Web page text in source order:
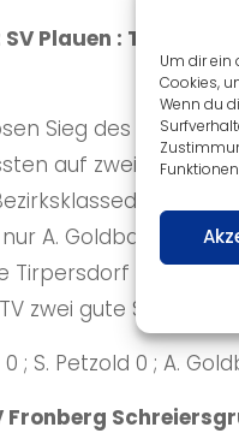
Um dir ein
Cookies,
Wenn du
Plauen : TTV 1979
Sieg des letzten
auf zwei
A. Goldbach
Tirpersdorf wieder
zwei gute Spiele
; S. Petzold 0 ; A.